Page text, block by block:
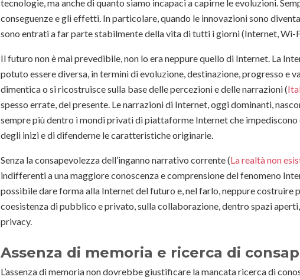
tecnologie, ma anche di quanto siamo incapaci a capirne le evoluzioni.
conseguenze e gli effetti. In particolare, quando le innovazioni sono
sono entrati a far parte stabilmente della vita di tutti i giorni (Internet, Wi-
Il futuro non è mai prevedibile, non lo era neppure quello di Internet. La
potuto essere diversa, in termini di evoluzione, destinazione, progresso e
dimentica o si ricostruisce sulla base delle percezioni e delle narrazioni (
spesso errate, del presente. Le narrazioni di Internet, oggi dominanti,
sempre più dentro i mondi privati di piattaforme Internet che
degli inizi e di difenderne le caratteristiche originarie.
Senza la consapevolezza dell’inganno narrativo corrente (La realtà non
indifferenti a una maggiore conoscenza e comprensione del fenomeno
possibile dare forma alla Internet del futuro e, nel farlo, neppure costruire
coesistenza di pubblico e privato, sulla collaborazione, dentro spazi
privacy.
Assenza di memoria e ricerca di
L’assenza di memoria non dovrebbe giustificare la mancata ricerca di